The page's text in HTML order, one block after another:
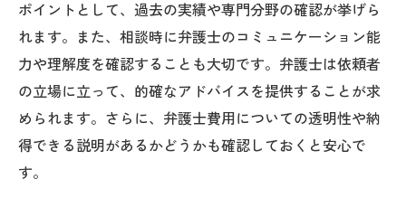
ポイントとして、過去の実績や専門分野の確認が挙げら
れます。また、相談時に弁護士のコミュニケーション能
力や理解度を確認することも大切です。弁護士は依頼者
の立場に立って、的確なアドバイスを提供することが求
められます。さらに、弁護士費用についての透明性や納
得できる説明があるかどうかも確認しておくと安心で
す。